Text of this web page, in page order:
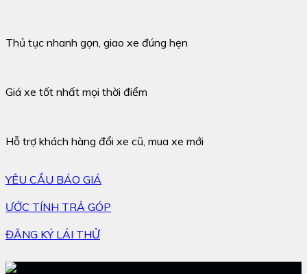
Thủ tục nhanh gọn, giao xe đúng hẹn
Giá xe tốt nhất mọi thời điểm
Hỗ trợ khách hàng đổi xe cũ, mua xe mới
YÊU CẦU BÁO GIÁ
ƯỚC TÍNH TRẢ GÓP
ĐĂNG KÝ LÁI THỬ